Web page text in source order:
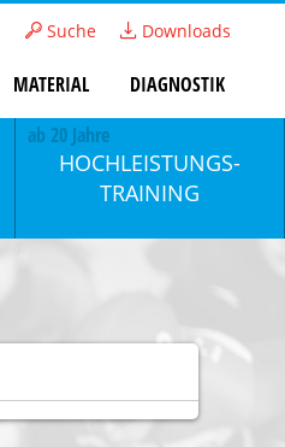
Suche Downloads
MATERIAL DIAGNOSTIK
ab 20 Jahre
HOCHLEISTUNGS­
TRAINING